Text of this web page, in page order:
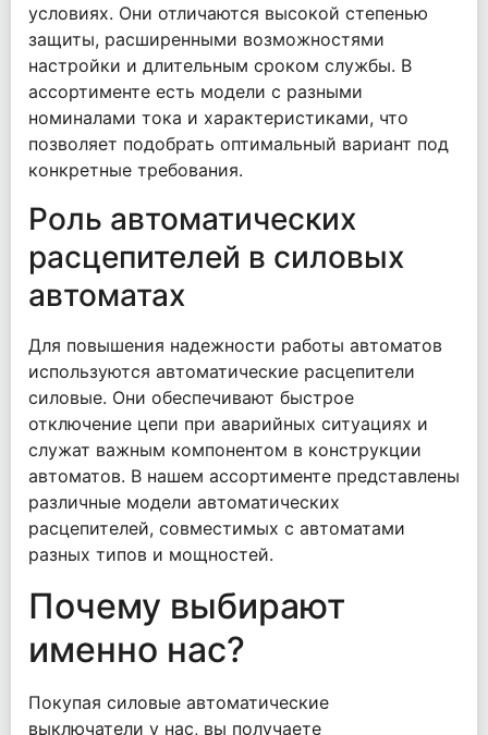
условиях. Они отличаются высокой степенью
защиты, расширенными возможностями
настройки и длительным сроком службы. В
ассортименте есть модели с разными
номиналами тока и характеристиками, что
позволяет подобрать оптимальный вариант под
конкретные требования.
Роль автоматических
расцепителей в силовых
автоматах
Для повышения надежности работы автоматов
используются автоматические расцепители
силовые. Они обеспечивают быстрое
отключение цепи при аварийных ситуациях и
служат важным компонентом в конструкции
автоматов. В нашем ассортименте представлены
различные модели автоматических
расцепителей, совместимых с автоматами
разных типов и мощностей.
Почему выбирают
именно нас?
Покупая силовые автоматические
выключатели у нас, вы получаете